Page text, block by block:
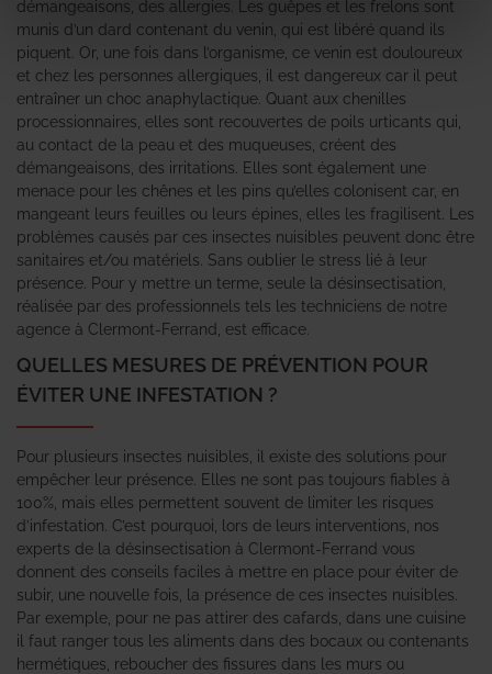
démangeaisons, des allergies. Les guêpes et les frelons sont
munis d’un dard contenant du venin, qui est libéré quand ils
piquent. Or, une fois dans l’organisme, ce venin est douloureux
et chez les personnes allergiques, il est dangereux car il peut
entraîner un choc anaphylactique. Quant aux chenilles
processionnaires, elles sont recouvertes de poils urticants qui,
au contact de la peau et des muqueuses, créent des
démangeaisons, des irritations. Elles sont également une
menace pour les chênes et les pins qu’elles colonisent car, en
mangeant leurs feuilles ou leurs épines, elles les fragilisent. Les
problèmes causés par ces insectes nuisibles peuvent donc être
sanitaires et/ou matériels. Sans oublier le stress lié à leur
présence. Pour y mettre un terme, seule la désinsectisation,
réalisée par des professionnels tels les techniciens de notre
agence à Clermont-Ferrand, est efficace.
QUELLES MESURES DE PRÉVENTION POUR
ÉVITER UNE INFESTATION ?
Pour plusieurs insectes nuisibles, il existe des solutions pour
empêcher leur présence. Elles ne sont pas toujours fiables à
100%, mais elles permettent souvent de limiter les risques
d’infestation. C’est pourquoi, lors de leurs interventions, nos
experts de la désinsectisation à Clermont-Ferrand vous
donnent des conseils faciles à mettre en place pour éviter de
subir, une nouvelle fois, la présence de ces insectes nuisibles.
Par exemple, pour ne pas attirer des cafards, dans une cuisine
il faut ranger tous les aliments dans des bocaux ou contenants
hermétiques, reboucher des fissures dans les murs ou